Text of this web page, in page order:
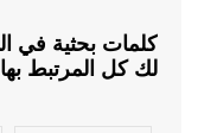
كلمات بحثية في
لك كل المرتبط بها